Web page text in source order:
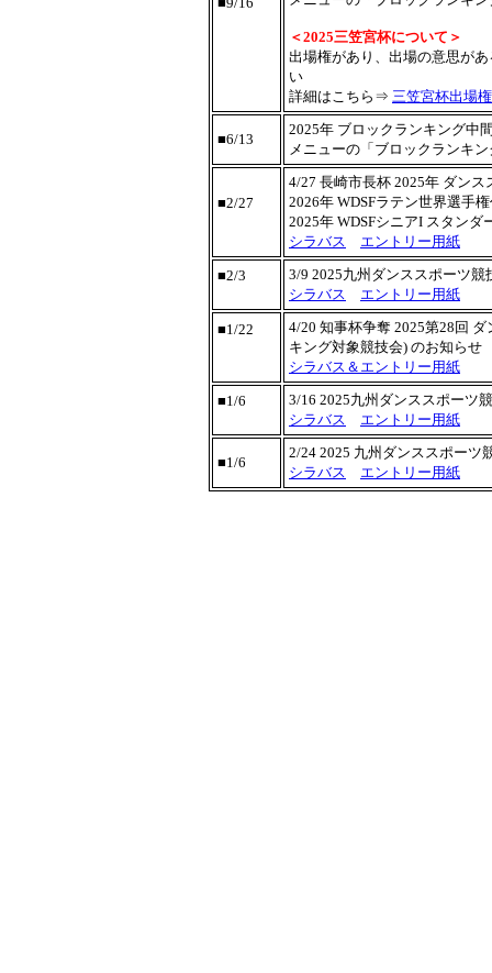
＜2025三笠宮杯について＞
出場権があり、出場の意思があ
い
詳細はこちら⇒ 三笠宮杯出場
■6/13
2025年 ブロックランキング中
メニューの「ブロックランキ
■2/27
4/27 長崎市長杯 2025年 ダン
2026年 WDSFラテン世界選手
2025年 WDSFシニアI スタン
シラバス
エントリー用紙
■2/3
3/9 2025九州ダンススポーツ
シラバス
エントリー用紙
■1/22
4/20 知事杯争奪 2025第28回
キング対象競技会) のお知らせ
シラバス＆エントリー用紙
■1/6
3/16 2025九州ダンススポーツ
シラバス
エントリー用紙
■1/6
2/24 2025 九州ダンススポー
シラバス
エントリー用紙